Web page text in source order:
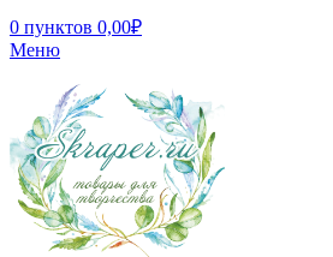
0 пунктов 0,00₽
Меню